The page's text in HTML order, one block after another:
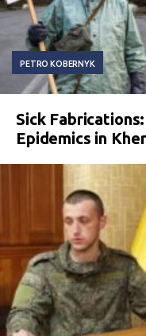
PETRO KOBERNYK
Sick
Epidemics in